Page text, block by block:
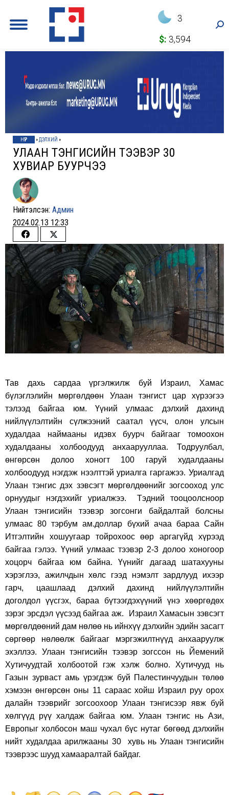
3
$: 3,594
НҮҮР »ДЭЛХИЙ »
УЛААН ТЭНГИСИЙН ТЭЭВЭР 30
ХУВИАР БУУРЧЭЭ
Нийтэлсэн: Админ
2024.02.13 12:33
Share
on
Facebook
Share
on
Twitter
Тав дахь сардаа үргэлжилж буй Израил, Хамас
бүлэглэлийн мөргөлдөөн Улаан тэнгист цар хүрээгээ
тэлээд байгаа юм. Үүний улмаас дэлхий дахинд
нийлүүлэлтийн сүлжээний саатал үүсч, олон улсын
худалдаа наймааны идэвх буурч байгааг томоохон
худалдааны холбоодууд анхаарууллаа. Тодруулбал,
өнгөрсөн долоо хоногт 100 гаруй худалдааны
холбоодууд нэгдэж нээлттэй уриалга гаргажээ. Уриалгад
Улаан тэнгис дэх зэвсэгт мөргөлдөөнийг зогсооход улс
орнуудыг нэгдэхийг уриалжээ. Тэдний тооцоолсноор
Улаан тэнгисийн тээвэр зогсонги байдалтай болсны
улмаас 80 тэрбум ам.доллар бүхий ачаа бараа Сайн
Итгэлтийн хошуугаар тойрохоос өөр аргагүйд хүрээд
байгаа гэлээ. Үүний улмаас тээвэр 2-3 долоо хоногоор
хоцорч байгаа юм байна. Үүнийг дагаад шатахууны
хэрэглээ, ажилчдын хөлс гээд нэмэлт зардлууд ихээр
гарч, цаашлаад дэлхий дахинд нийлүүлэлтийн
доголдол үүсгэх, бараа бүтээгдэхүүний үнэ хөөргөдөх
зэрэг эрсдэл үүсээд байгаа аж. Израил Хамасын зэвсэгт
мөргөлдөөний дам нөлөө нь ийнхүү дэлхийн эдийн засагт
сөргөөр нөлөөлж байгааг мэргэжилтнүүд анхааруулж
эхэллээ. Улаан тэнгисийн тээвэр зогссон нь Йемений
Хутичуудтай холбоотой гэж хэлж болно. Хутичууд нь
Газын зурваст амь үрэгдэж буй Палестинчуудын төлөө
хэмээн өнгөрсөн оны 11 сараас хойш Израил руу орох
далайн тээврийг зогсоохоор Улаан тэнгисээр явж буй
хөлгүүд рүү халдаж байгаа юм. Улаан тэнгис нь Ази,
Европыг холбосон маш чухал бүс нутаг бөгөөд дэлхийн
нийт худалдаа арилжааны 30 хувь нь Улаан тэнгисийн
тээврээс шууд хамааралтай байдаг.